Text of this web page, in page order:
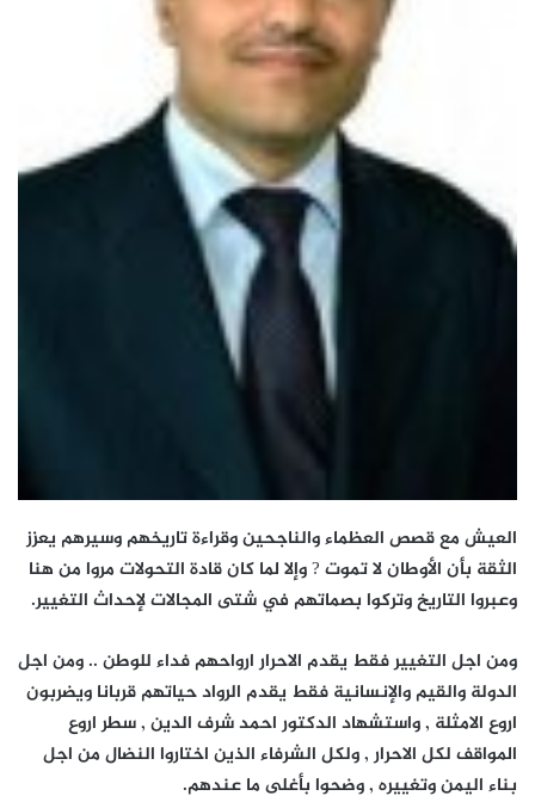
العيش مع قصص العظماء والناجحين وقراءة تاريخهم وسيرهم يعزز
الثقة بأن الأوطان لا تموت ? وإلا لما كان قادة التحولات مروا من هنا
وعبروا التاريخ وتركوا بصماتهم في شتى المجالات لإحداث التغيير.
ومن اجل التغيير فقط يقدم الاحرار ارواحهم فداء للوطن .. ومن اجل
الدولة والقيم والإنسانية فقط يقدم الرواد حياتهم قربانا ويضربون
اروع الامثلة , واستشهاد الدكتور احمد شرف الدين , سطر اروع
المواقف لكل الاحرار , ولكل الشرفاء الذين اختاروا النضال من اجل
بناء اليمن وتغييره , وضحوا بأغلى ما عندهم.